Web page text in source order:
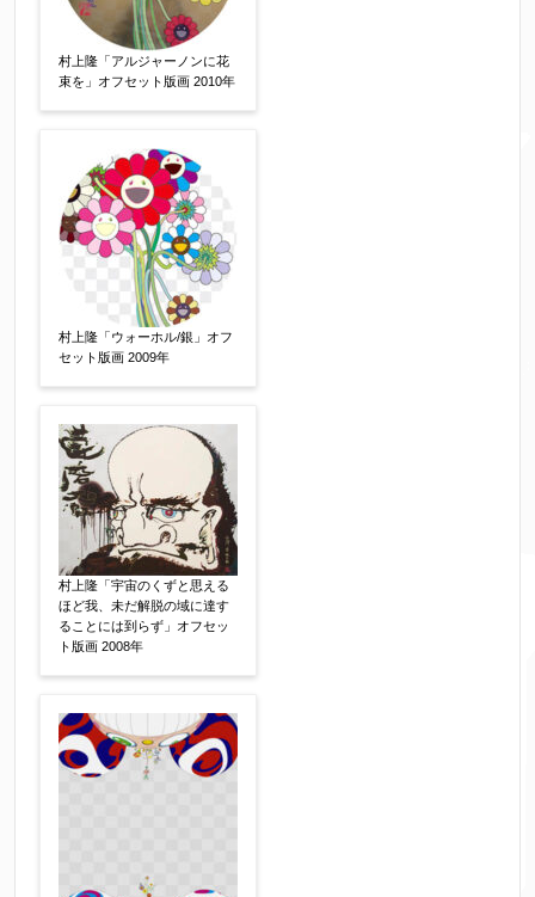
作品の技法 【任意】
素描
立体
その他
絵の画面サイズ 【任意】
その他
サイン等の有無 【任意】
サイン有(自筆)
鑑定証書付
共箱
その他
限定番号 【任意】
村上隆「アルジャーノンに花
束を」オフセット版画 2010年
村上隆「ウォーホル/銀」オフ
セット版画 2009年
村上隆「宇宙のくずと思える
ほど我、未だ解脱の域に達す
ることには到らず」オフセッ
ト版画 2008年